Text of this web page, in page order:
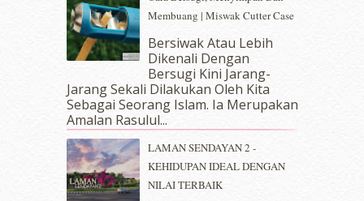
October 2018(5)
September 2018(4)
August 2018(5)
(4)
May 2018(13)
April 2018(7)
March 2018(10)
February 2018(7)
January 2018(13)
December 2017(12)
Membuang | Miswak Cutter Case
Bersiwak Atau Lebih
Dikenali Dengan
Bersugi Kini Jarang-
Jarang Sekali Dilakukan Oleh Kita
Sebagai Seorang Islam. Ia Merupakan
Amalan Rasulul...
LAMAN SENDAYAN 2 -
KEHIDUPAN IDEAL DENGAN
NILAI TERBAIK